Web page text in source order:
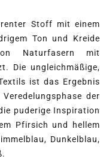
Stoff mit einem
Ton und Kreide
Naturfasern mit
Die ungleichmäßige,
ist das Ergebnis
der
puderige Inspiration
Pfirsich und hellem
Dunkelblau,